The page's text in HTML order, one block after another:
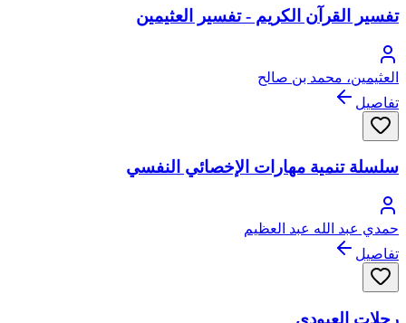
تفسير القرآن الكريم - تفسير العثيمين
العثيمين، محمد بن صالح
تفاصيل
سلسلة تنمية مهارات الإخصائي النفسي
حمدي عبد الله عبد العظيم
تفاصيل
رحلات العبودي